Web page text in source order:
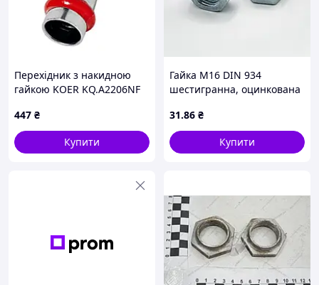
Перехідник з накидною
гайкою KOER KQ.A2206NF
22x1/2" (KR6339)
447 ₴
Купити
Гайка М16 DIN 934
шестигранна, оцинкована
31.86 ₴
Купити